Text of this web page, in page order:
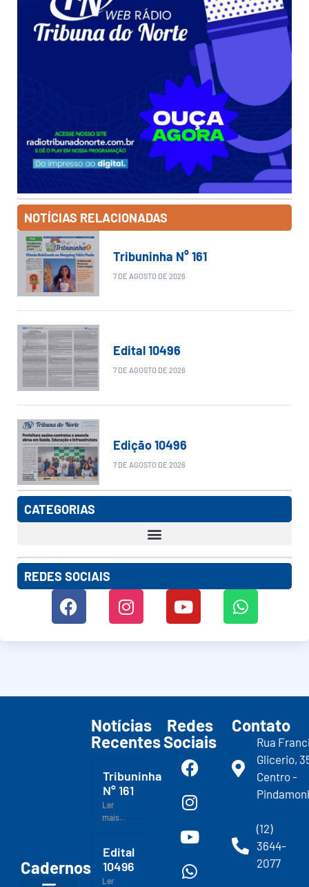
NOTÍCIAS RELACIONADAS
Tribuninha N° 161
7 DE AGOSTO DE 2026
Edital 10496
7 DE AGOSTO DE 2026
Edição 10496
7 DE AGOSTO DE 2026
CATEGORIAS
REDES SOCIAIS
Cadernos
Notícias
Recentes
Tribuninha
N° 161
Ler
mais...
Edital
10496
Ler
Redes
Sociais
Contato
Rua
Glicerio,
Centro -
(12)
3644-
2077